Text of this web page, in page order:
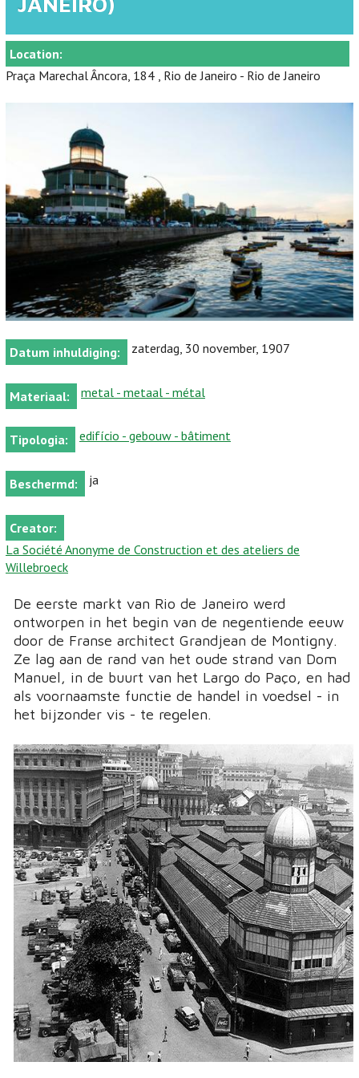
Location:
Praça Marechal Âncora, 184 , Rio de Janeiro - Rio de Janeiro
Datum inhuldiging: zaterdag, 30 november, 1907
Materiaal: metal - metaal - métal
Tipologia: edifício - gebouw - bâtiment
Beschermd: ja
Creator:
La Société Anonyme de Construction et des ateliers de
Willebroeck
De eerste markt van Rio de Janeiro werd
ontworpen in het begin van de negentiende eeuw
door de Franse architect Grandjean de Montigny.
Ze lag aan de rand van het oude strand van Dom
Manuel, in de buurt van het Largo do Paço, en had
als voornaamste functie de handel in voedsel - in
het bijzonder vis - te regelen.